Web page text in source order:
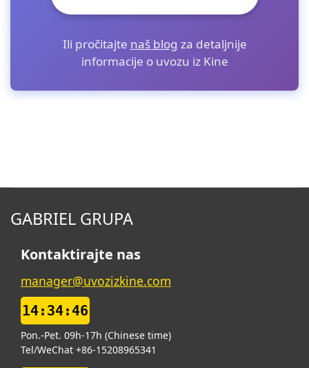
Ili pročitajte naš blog za detaljnije
informacije o uvozu iz Kine
GABRIEL GRUPA
Kontaktirajte nas
manager@uvozizkine.com
14:34:47
Pon.-Pet. 09h-17h (Chinese time)
Tel/WeChat +86-15208965341